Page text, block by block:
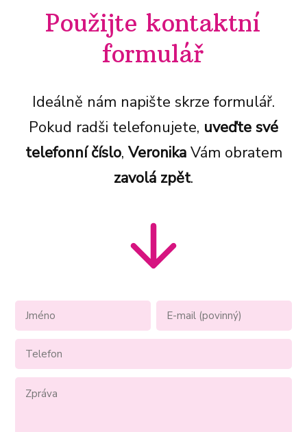
Použijte kontaktní
formulář
Ideálně nám napište skrze formulář.
Pokud radši telefonujete, uveďte své
telefonní číslo, VeronikaVám obratem
zavolá zpět.